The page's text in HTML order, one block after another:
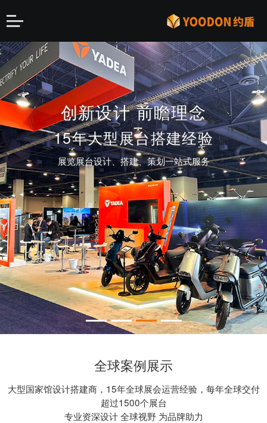
全球加速最快豪华超跑
OWL
约盾倾力打造高端展台
全程运营ASPARK上海车展品牌营销 宣传 设计 搭
建
第二届中国国际消费品博
览会
上海地区排名前三
特装指定搭建商
创新设计 前瞻理念
15年大型展台搭建经验
展览展台设计、搭建、策划一站式服务
知名企业 大型高端展会
特装指定搭建商
助力品牌营销 知名品牌长期合作伙伴
全球案例展示
大型国家馆设计搭建商，15年全球展会运营经验，每年全球交付
超过1500个展台
专业资深设计 全球视野 为品牌助力